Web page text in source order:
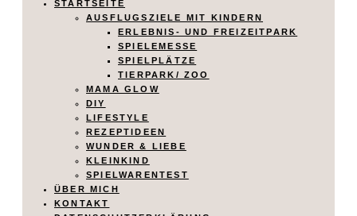
STARTSEITE
AUSFLUGSZIELE MIT KINDERN
ERLEBNIS- UND FREIZEITPARK
SPIELEMESSE
SPIELPLÄTZE
TIERPARK/ ZOO
MAMA GLOW
DIY
LIFESTYLE
REZEPTIDEEN
WUNDER & LIEBE
KLEINKIND
SPIELWARENTEST
ÜBER MICH
KONTAKT